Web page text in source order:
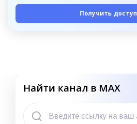
Получить доступ
Найти канал в MAX